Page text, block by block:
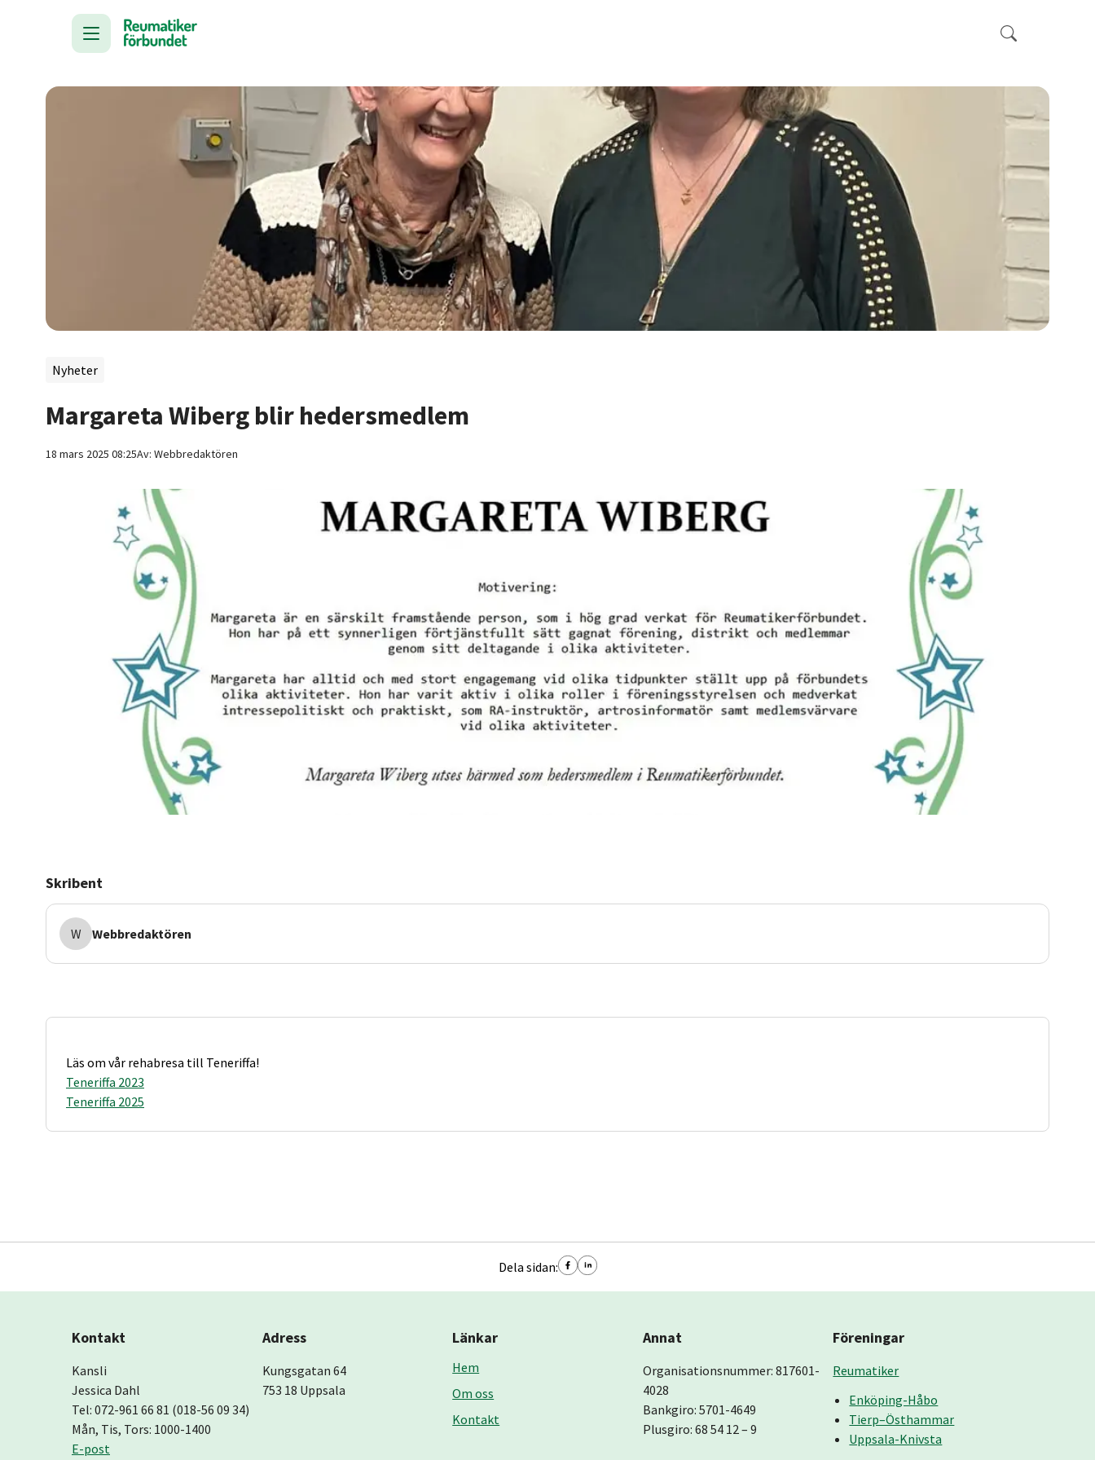
Nyheter
Margareta Wiberg blir hedersmedlem
18 mars 2025 08:25Av: Webbredaktören
Skribent
W Webbredaktören
Läs om vår rehabresa till Teneriffa!
Teneriffa 2023
Teneriffa 2025
Dela sidan:
Kontakt
Kansli
Jessica Dahl
Tel: 072-961 66 81 (018-56 09 34)
Mån, Tis, Tors: 1000-1400
E-post
Adress
Kungsgatan 64
753 18 Uppsala
Länkar
Hem
Om oss
Kontakt
Annat
Organisationsnummer: 817601-
4028
Bankgiro: 5701-4649
Plusgiro: 68 54 12 – 9
Föreningar
Reumatiker
Enköping-Håbo
Tierp–Östhammar
Uppsala-Knivsta